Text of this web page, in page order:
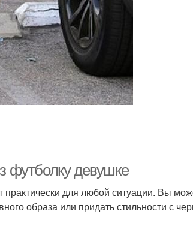
футболку девушке
для любой ситуации. Вы
образа или придать стильности с